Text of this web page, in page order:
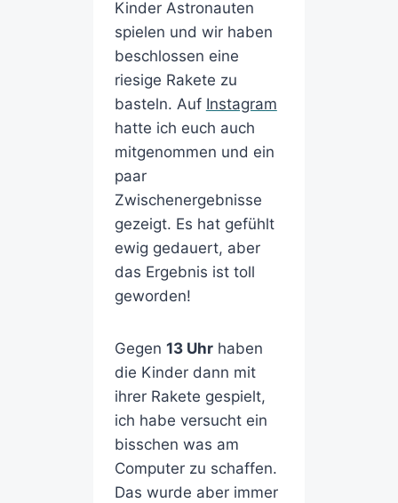
Kinder Astronauten
spielen und wir haben
beschlossen eine
riesige Rakete zu
basteln. Auf Instagram
hatte ich euch auch
mitgenommen und ein
paar
Zwischenergebnisse
gezeigt. Es hat gefühlt
ewig gedauert, aber
das Ergebnis ist toll
geworden!
Gegen 13 Uhrhaben
die Kinder dann mit
ihrer Rakete gespielt,
ich habe versucht ein
bisschen was am
Computer zu schaffen.
Das wurde aber immer